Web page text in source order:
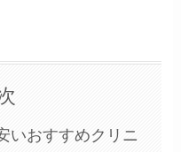
いおすすめクリニ